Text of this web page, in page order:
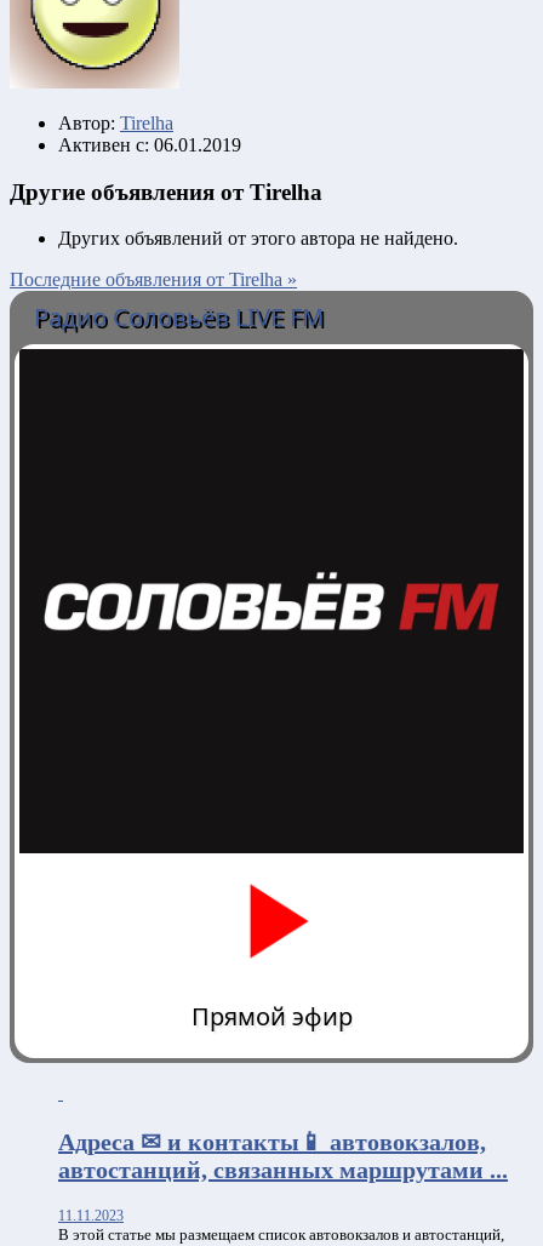
Автор: Tirelha
Активен с: 06.01.2019
Другие объявления от Tirelha
Других объявлений от этого автора не найдено.
Последние объявления от Tirelha »
Радио Соловьёв LIVE FM
Прямой эфир
Адреса ✉ и контакты📱 автовокзалов,
автостанций, связанных маршрутами ...
11.11.2023
В этой статье мы размещаем список автовокзалов и автостанций,